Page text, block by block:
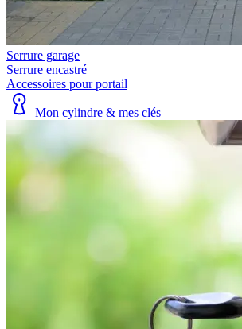
Serrure garage
Serrure encastré
Accessoires pour portail
Mon cylindre & mes clés